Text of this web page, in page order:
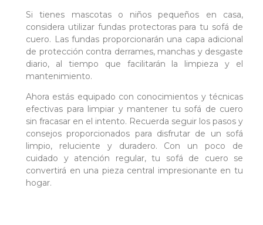
Si tienes mascotas o niños pequeños en casa,
considera utilizar fundas protectoras para tu sofá de
cuero. Las fundas proporcionarán una capa adicional
de protección contra derrames, manchas y desgaste
diario, al tiempo que facilitarán la limpieza y el
mantenimiento.
Ahora estás equipado con conocimientos y técnicas
efectivas para limpiar y mantener tu sofá de cuero
sin fracasar en el intento. Recuerda seguir los pasos y
consejos proporcionados para disfrutar de un sofá
limpio, reluciente y duradero. Con un poco de
cuidado y atención regular, tu sofá de cuero se
convertirá en una pieza central impresionante en tu
hogar.